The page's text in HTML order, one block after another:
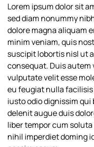
Lorem ipsum dolor sit
sed diam nonummy
dolore magna aliquam
minim veniam, quis
suscipit lobortis nisl ut
consequat. Duis autem
vulputate velit esse
eu feugiat nulla
iusto odio dignissim
delenit augue duis
liber tempor cum
nihil imperdiet doming